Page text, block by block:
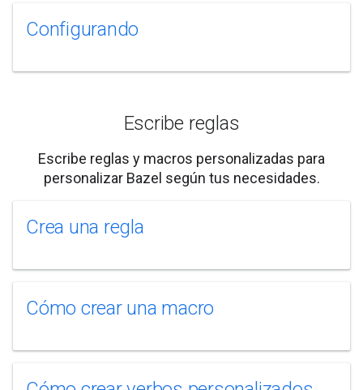
Configurando
Escribe reglas
Escribe reglas y macros personalizadas para
personalizar Bazel según tus necesidades.
Crea una regla
Cómo crear una macro